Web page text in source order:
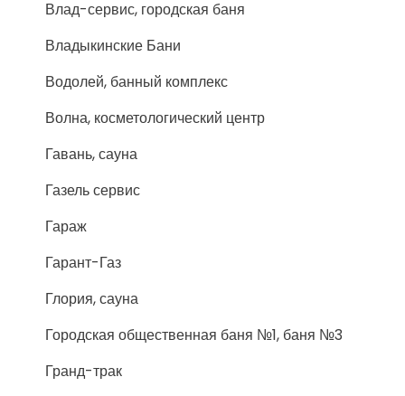
Влад-сервис, городская баня
Владыкинские Бани
Водолей, банный комплекс
Волна, косметологический центр
Гавань, сауна
Газель сервис
Гараж
Гарант-Газ
Глория, сауна
Городская общественная баня №1, баня №3
Гранд-трак